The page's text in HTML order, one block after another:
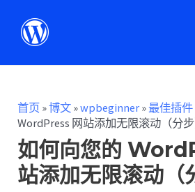
首页 »博文 »wpbeginner »最佳插件
WordPress 网站添加无限滚动（分步
如何向您的
站添加无限滚动（